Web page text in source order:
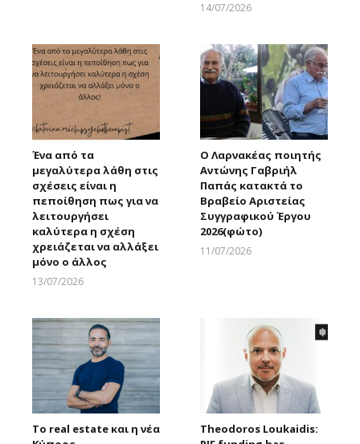
14/07/2026
Ένα από τα
μεγαλύτερα λάθη στις
σχέσεις είναι η
πεποίθηση πως για να
λειτουργήσει
καλύτερα η σχέση
χρειάζεται να αλλάξει
μόνο ο άλλος
13/07/2026
Ο Λαρνακέας ποιητής
Αντώνης Γαβριήλ
Παπάς κατακτά το
Βραβείο Αριστείας
Συγγραφικού Έργου
2026(φώτο)
11/07/2026
Το real estate και η νέα
Theodoros Loukaidis: